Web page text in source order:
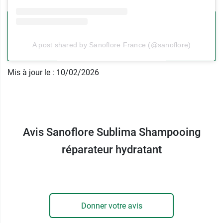
rinçage.
L’aloevera bioapporte un confort
supplémentaire. Il est reconnu en cosmétique
Vos cheveux sont plus souples, protégés et
faciles à coiffer. En complément, vous pouvez
appliquer le masque réparateur Sublima pour
Recharge de 400 ml
A post shared by Sanoflore France (@sanoflore)
Mis à jour le : 10/02/2026
Avis Sanoflore Sublima Shampooing
réparateur hydratant
Donner votre avis